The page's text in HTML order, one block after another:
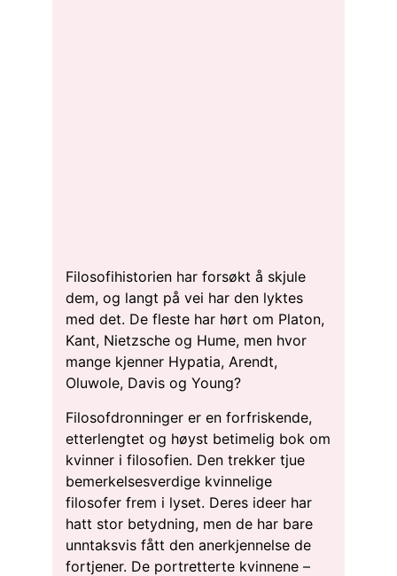
Filosofihistorien har forsøkt å skjule
dem, og langt på vei har den lyktes
med det. De fleste har hørt om Platon,
Kant, Nietzsche og Hume, men hvor
mange kjenner Hypatia, Arendt,
Oluwole, Davis og Young?
Filosofdronninger er en forfriskende,
etterlengtet og høyst betimelig bok om
kvinner i filosofien. Den trekker tjue
bemerkelsesverdige kvinnelige
filosofer frem i lyset. Deres ideer har
hatt stor betydning, men de har bare
unntaksvis fått den anerkjennelse de
fortjener. De portretterte kvinnene –